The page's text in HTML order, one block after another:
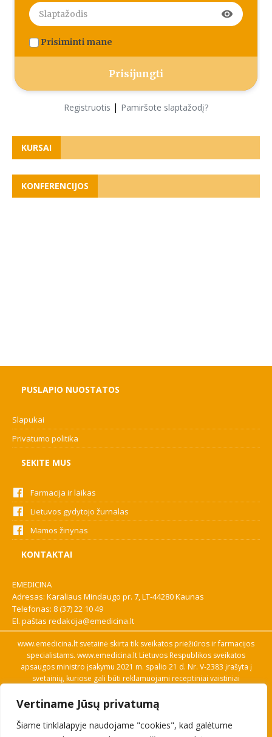
Vertiname Jūsų privatumą
Šiame tinklalapyje naudojame "cookies", kad galėtume
visibility
Prisiminti mane
Registruotis | Pamiršote slaptažodį?
KURSAI
KONFERENCIJOS
PUSLAPIO NUOSTATOS
Slapukai
Privatumo politika
SEKITE MUS
Farmacija ir laikas
Lietuvos gydytojo žurnalas
Mamos žinynas
KONTAKTAI
EMEDICINA
Adresas: Karaliaus Mindaugo pr. 7, LT-44280 Kaunas
Telefonas: 8 (37) 22 10 49
El. paštas redakcija@emedicina.lt
www.emedicina.lt svetainė skirta tik sveikatos priežiūros ir farmacijos
specialistams. www.emedicina.lt Lietuvos Respublikos sveikatos
apsaugos ministro įsakymu 2021 m. spalio 21 d. Nr. V-2383 įrašyta į
svetainių, kuriose gali būti reklamuojami receptiniai vaistiniai
savo profesinę kvalifikaciją. Naudingos nuorodos: Vaistų ir medicinos
pagalbos priemonių kainų paieška, VVKT tinklalapis, Sveikatos
priežiūros ar farmacijos specialisto pranešimo apie įtariamą